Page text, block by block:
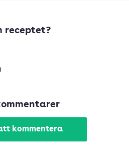
receptet?
kommentera